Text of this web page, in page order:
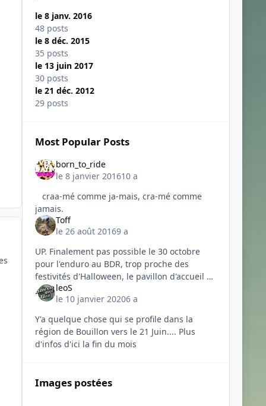
le 8 janv. 2016
48 posts
le 8 déc. 2015
35 posts
le 13 juin 2017
30 posts
le 21 déc. 2012
29 posts
Most Popular Posts
born_to_ride
le 8 janvier 201610 a
Toff
le 26 août 20169 a
UP. Finalement pas possible le 30 octobre
pour l'enduro au BDR, trop proche des
festivités d'Halloween, le pavillon d'accueil ne
sera pas remis en état et ne pourra donc pas
nous accueillir... P
leoS
le 10 janvier 20206 a
Y'a quelque chose qui se profile dans la
région de Bouillon vers le 21 Juin.... Plus
d'infos d'ici la fin du mois
Images postées